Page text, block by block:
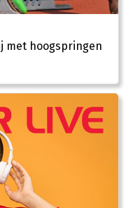
met hoogspringen